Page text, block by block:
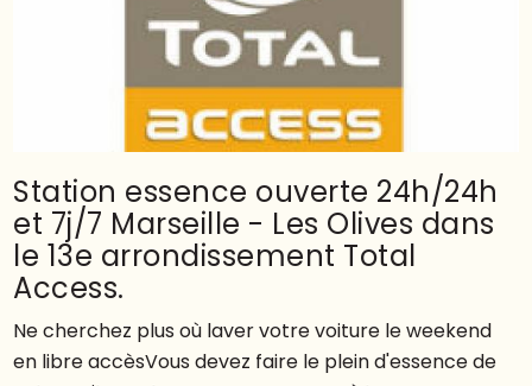
Station essence ouverte 24h/24h
et 7j/7 Marseille - Les Olives dans
le 13e arrondissement Total
Access.
Ne cherchez plus où laver votre voiture le weekend
en libre accèsVous devez faire le plein d'essence de